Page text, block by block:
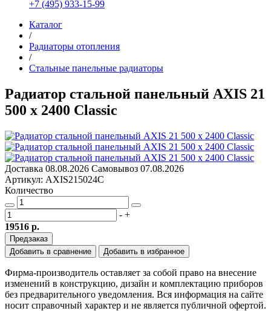
+7 (495) 933-15-99
Каталог
/
Радиаторы отопления
/
Стальные панельные радиаторы
Радиатор стальной панельный AXIS 21
500 x 2400 Classic
Доставка 08.08.2026 Самовывоз 07.08.2026
Артикул: AXIS215024C
Количество
- +
19516 р.
Предзаказ
Добавить в сравнение
Добавить в избранное
Фирма-производитель оставляет за собой право на внесение
изменений в конструкцию, дизайн и комплектацию приборов
без предварительного уведомления. Вся информация на сайте
носит справочный характер и не является публичной офертой.